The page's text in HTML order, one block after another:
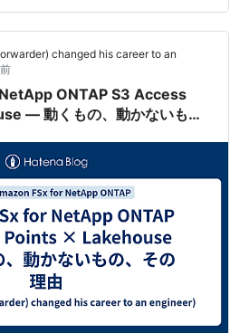
changed his career to an
ONTAP S3 Access
— 動くもの、動かないも